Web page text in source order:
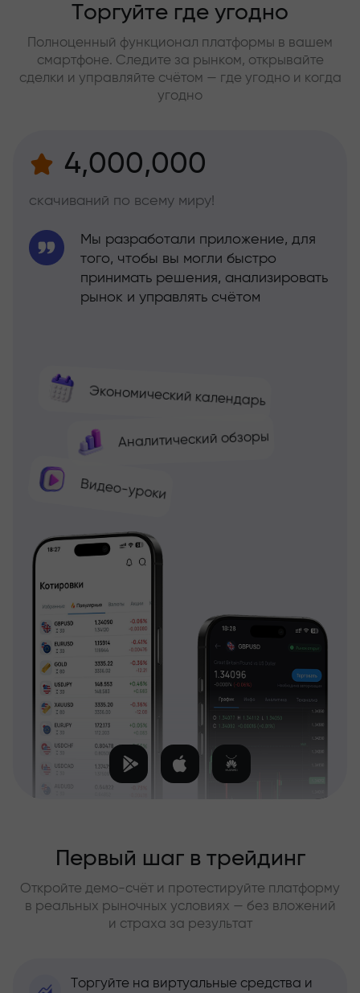
Торгуйте где угодно
Полноценный функционал платформы в вашем
смартфоне. Следите за рынком, открывайте
сделки и управляйте счётом — где угодно и когда
угодно
4,000,000
скачиваний по всему миру!
Экономический календарь
Аналитический обзоры
Видео-уроки
Мы разработали приложение, для
того, чтобы вы могли быстро
принимать решения, анализировать
рынок и управлять счётом
Первый шаг в трейдинг
Откройте демо-счёт и протестируйте платформу
в реальных рыночных условиях — без вложений
и страха за результат
Торгуйте на виртуальные средства и